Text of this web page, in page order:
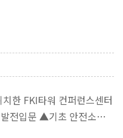
한 FKI타워 컨퍼런스센터
전입문 ▲기초 안전소양